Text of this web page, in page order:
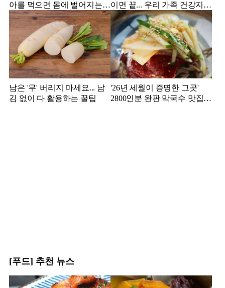
아를 먹으면 몸에 벌어지는
일
이면 끝... 우리 가족 건강지킴
이는?
남은 '무' 버리지 마세요... 남
김 없이 다 활용하는 꿀팁
'26년 세월이 증명한 그곳'
2800인분 완판 막국수 맛집
[푸드] 추천 뉴스